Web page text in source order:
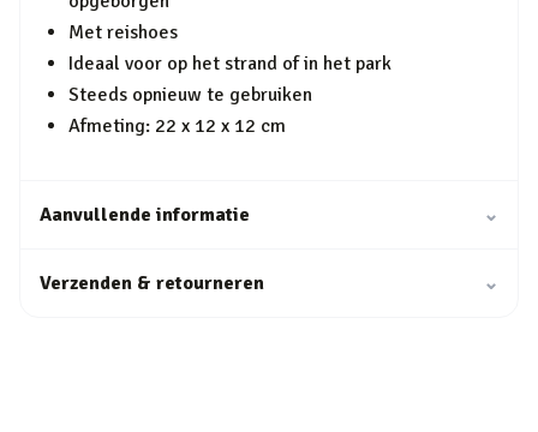
Met reishoes
Ideaal voor op het strand of in het park
Steeds opnieuw te gebruiken
Afmeting: 22 x 12 x 12 cm
Aanvullende informatie ⌄
Verzenden & retourneren ⌄